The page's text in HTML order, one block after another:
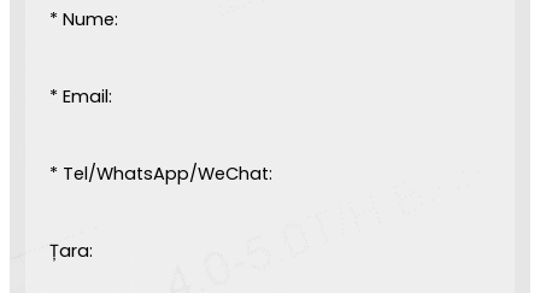
* Nume:
* Email:
* Tel/WhatsApp/WeChat:
Țara: